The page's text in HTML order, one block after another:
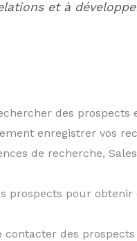
et à
des
enregistrer vos
de recherche,
prospects pour
contacter des